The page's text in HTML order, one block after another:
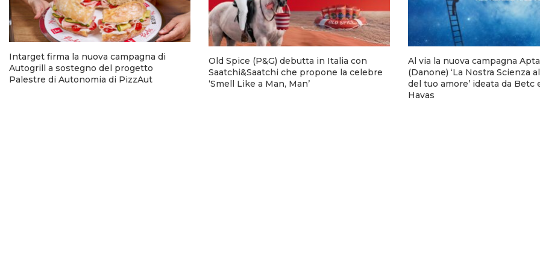
Intarget firma la nuova campagna di
Autogrill a sostegno del progetto
Palestre di Autonomia di PizzAut
Old Spice (P&G) debutta in Italia con
Saatchi&Saatchi che propone la celebre
‘Smell Like a Man, Man’
Al via la nuova campagna
(Danone) ‘La Nostra Scienza
del tuo amore’ ideata da Betc
Havas